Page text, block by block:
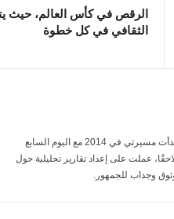
الرقص في كأس العالم، حيث
الثقافي في كل خطوة
أنا محمد عبد الرحمن، تخرجت من جامعة القاهرة تخصص إعلام. بدأت مسيرتي في 2014 مع اليوم السابع
عملت على إعداد تقارير تحليلية حول
وجذاب للجمهور.